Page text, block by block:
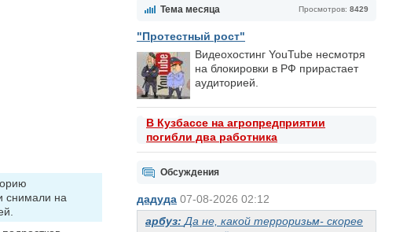
Просмотров: 8429
Тема месяца
"Протестный рост"
Видеохостинг YouTube несмотря
на блокировки в РФ прирастает
аудиторией.
В Кузбассе на агропредприятии
погибли два работника
Обсуждения
дадуда 07-08-2026 02:12
арбуз: Да не, какой терроризьм- скорее
снимали на